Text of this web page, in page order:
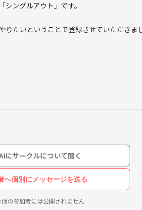
ングルアウト」です。
りたいということで登録させていただきま
ります。
にサークルについて聞く
へ個別にメッセージを送る
の参加者には公開されません